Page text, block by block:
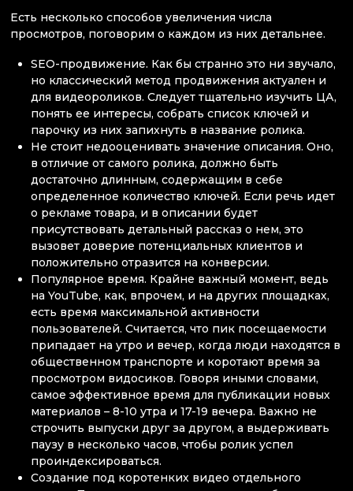
Есть несколько способов увеличения числа
просмотров, поговорим о каждом из них детальнее.
SEO-продвижение. Как бы странно это ни звучало,
но классический метод продвижения актуален и
для видеороликов. Следует тщательно изучить ЦА,
понять ее интересы, собрать список ключей и
парочку из них запихнуть в название ролика.
Не стоит недооценивать значение описания. Оно,
в отличие от самого ролика, должно быть
достаточно длинным, содержащим в себе
определенное количество ключей. Если речь идет
о рекламе товара, и в описании будет
присутствовать детальный рассказ о нем, это
вызовет доверие потенциальных клиентов и
положительно отразится на конверсии.
Популярное время. Крайне важный момент, ведь
на YouTube, как, впрочем, и на других площадках,
есть время максимальной активности
пользователей. Считается, что пик посещаемости
припадает на утро и вечер, когда люди находятся в
общественном транспорте и коротают время за
просмотром видосиков. Говоря иными словами,
самое эффективное время для публикации новых
материалов – 8-10 утра и 17-19 вечера. Важно не
строчить выпуски друг за другом, а выдерживать
паузу в несколько часов, чтобы ролик успел
проиндексироваться.
Создание под коротенких видео отдельного